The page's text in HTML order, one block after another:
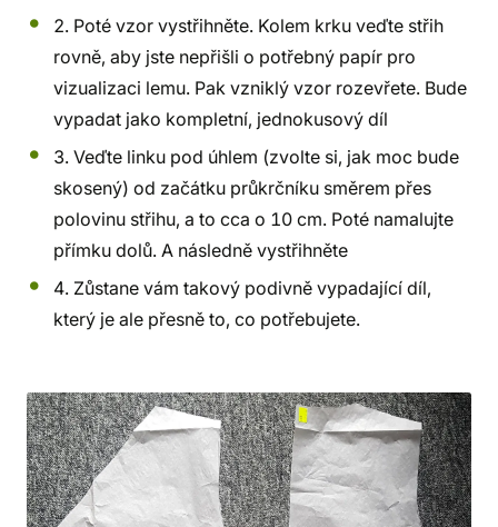
2. Poté vzor vystřihněte. Kolem krku veďte střih
rovně, aby jste nepřišli o potřebný papír pro
vizualizaci lemu. Pak vzniklý vzor rozevřete. Bude
vypadat jako kompletní, jednokusový díl
3. Veďte linku pod úhlem (zvolte si, jak moc bude
skosený) od začátku průkrčníku směrem přes
polovinu střihu, a to cca o 10 cm. Poté namalujte
přímku dolů. A následně vystřihněte
4. Zůstane vám takový podivně vypadající díl,
který je ale přesně to, co potřebujete.